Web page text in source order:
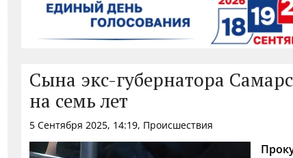
Сына экс-губернатора
на семь лет
5 Сентября 2025, 14:19, Происшествия